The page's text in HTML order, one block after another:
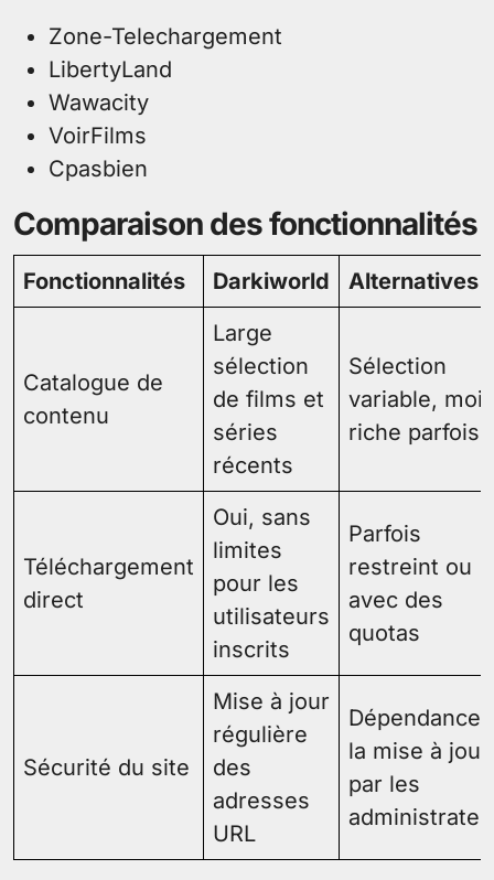
Zone-Telechargement
LibertyLand
Wawacity
VoirFilms
Cpasbien
Comparaison des fonctionnalités
Fonctionnalités Darkiworld Alternatives
Catalogue de
contenu
Large
sélection
de films et
séries
récents
Sélection
variable,
riche parfois
Téléchargement
direct
Oui, sans
limites
pour les
utilisateurs
inscrits
Parfois
restreint ou
avec des
quotas
Sécurité du site
Mise à jour
régulière
des
adresses
URL
Dépendance
la mise à jour
par les